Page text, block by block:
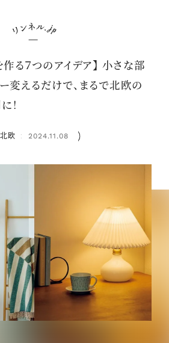
作る７つのアイデア】 小さな部
変えるだけで、まるで北欧の
！
北欧 ： 2024.11.08